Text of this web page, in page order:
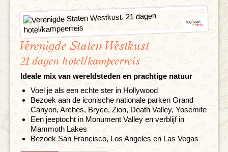
Verenigde Staten Westkust
21 dagen hotel/kampeerreis
Ideale mix van wereldsteden en prachtige natuur
Voel je als een echte ster in Hollywood
Bezoek aan de iconische nationale parken Grand
Canyon, Arches, Bryce, Zion, Death Valley, Yosemite
Een jeeptocht in Monument Valley en verblijf in
Mammoth Lakes
Bezoek San Francisco, Los Angeles en Las Vegas